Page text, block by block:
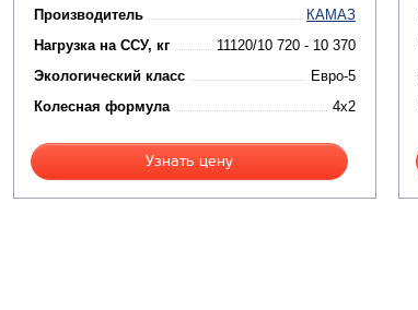
Производитель
КАМАЗ
Нагрузка на ССУ, кг
11120/10 720 - 10 370
Экологический класс
Евро-5
Колесная формула
4x2
Узнать цену